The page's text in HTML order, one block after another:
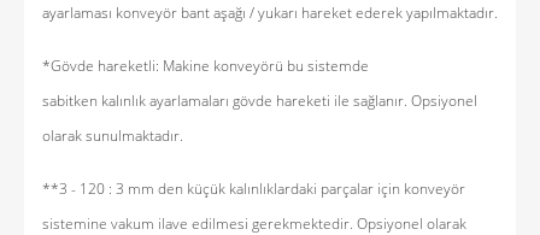
ayarlaması konveyör bant aşağı / yukarı hareket ederek yapılmaktadır.
*Gövde hareketli: Makine konveyörü bu sistemde
sabitken kalınlıkayarlamaları gövde hareketi ile sağlanır. Opsiyonel
olarak sunulmaktadır.
**3 - 120 : 3 mm den küçük kalınlıklardaki parçalar için konveyör
sistemine vakum ilave edilmesi gerekmektedir. Opsiyonel olarak